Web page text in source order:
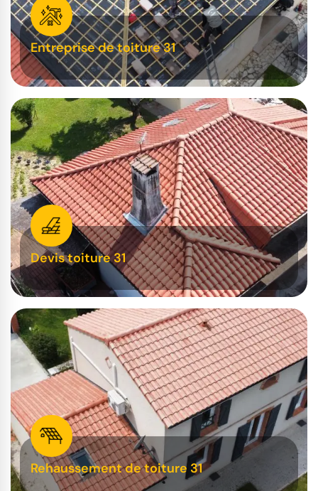
Entreprise de toiture 31
Devis toiture 31
Rehaussement de toiture 31